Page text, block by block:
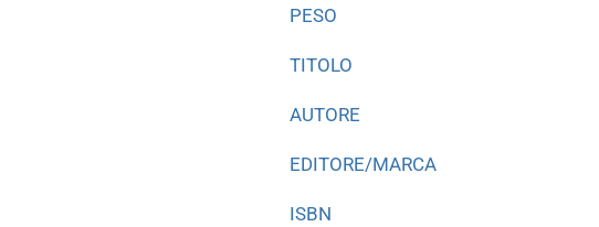
PESO
TITOLO
AUTORE
EDITORE/MARCA
ISBN